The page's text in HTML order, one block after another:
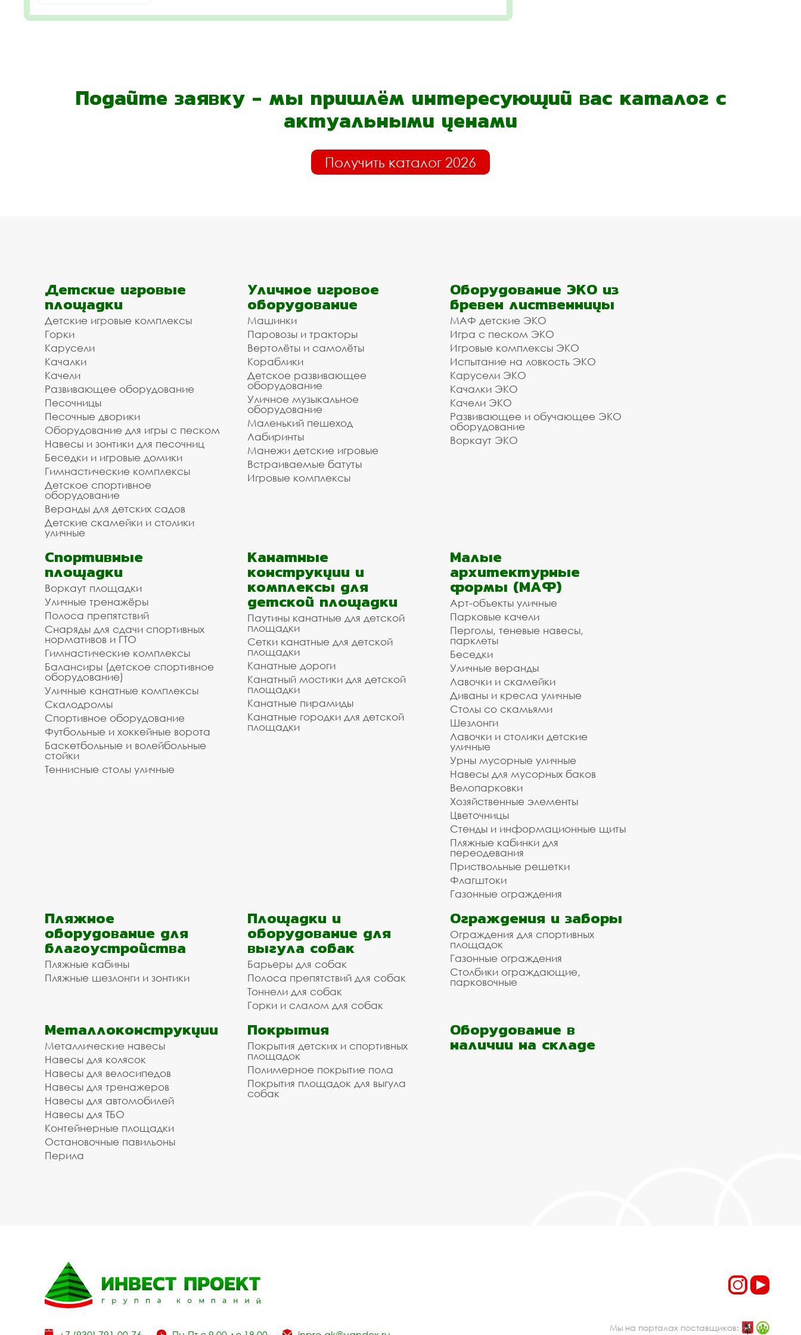
Подайте заявку - мы пришлём интересующий вас каталог с
актуальными ценами
Получить каталог 2026
Детские игровые
площадки
Детские игровые комплексы
Горки
Карусели
Качалки
Качели
Развивающее оборудование
Песочницы
Песочные дворики
Оборудование для игры с песком
Навесы и зонтики для песочниц
Беседки и игровые домики
Гимнастические комплексы
Детское спортивное
оборудование
Веранды для детских садов
Детские скамейки и столики
уличные
Уличное игровое
оборудование
Машинки
Паровозы и тракторы
Вертолёты и самолёты
Кораблики
Детское развивающее
оборудование
Уличное музыкальное
оборудование
Маленький пешеход
Лабиринты
Манежи детские игровые
Встраиваемые батуты
Игровые комплексы
Оборудование ЭКО из
бревен лиственницы
МАФ детские ЭКО
Игра с песком ЭКО
Игровые комплексы ЭКО
Испытание на ловкость ЭКО
Карусели ЭКО
Качалки ЭКО
Качели ЭКО
Развивающее и обучающее ЭКО
оборудование
Воркаут ЭКО
Спортивные
площадки
Воркаут площадки
Уличные тренажёры
Полоса препятствий
Снаряды для сдачи спортивных
нормативов и ГТО
Гимнастические комплексы
Балансиры (детское спортивное
оборудование)
Уличные канатные комплексы
Скалодромы
Спортивное оборудование
Футбольные и хоккейные ворота
Баскетбольные и волейбольные
стойки
Теннисные столы уличные
Канатные
конструкции и
комплексы для
детской площадки
Паутины канатные для детской
площадки
Сетки канатные для детской
площадки
Канатные дороги
Канатный мостики для детской
площадки
Канатные пирамиды
Канатные городки для детской
площадки
Малые
архитектурные
формы (МАФ)
Арт-объекты уличные
Парковые качели
Перголы, теневые навесы,
парклеты
Беседки
Уличные веранды
Лавочки и скамейки
Диваны и кресла уличные
Столы со скамьями
Шезлонги
Лавочки и столики детские
уличные
Урны мусорные уличные
Навесы для мусорных баков
Велопарковки
Хозяйственные элементы
Цветочницы
Стенды и информационные щиты
Пляжные кабинки для
переодевания
Приствольные решетки
Флагштоки
Газонные ограждения
Пляжное
оборудование для
благоустройства
Пляжные кабины
Пляжные шезлонги и зонтики
Площадки и
оборудование для
выгула собак
Барьеры для собак
Полоса препятствий для собак
Тоннели для собак
Горки и слалом для собак
Ограждения и заборы
Ограждения для спортивных
площадок
Газонные ограждения
Столбики ограждающие,
парковочные
Металлоконструкции
Металлические навесы
Навесы для колясок
Навесы для велосипедов
Навесы для тренажеров
Навесы для автомобилей
Навесы для ТБО
Контейнерные площадки
Остановочные павильоны
Перила
Покрытия
Покрытия детских и спортивных
площадок
Полимерное покрытие пола
Покрытия площадок для выгула
собак
Оборудование в
наличии на складе
Мы на порталах поставщиков: